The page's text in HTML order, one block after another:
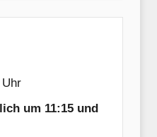
um 11:15 und